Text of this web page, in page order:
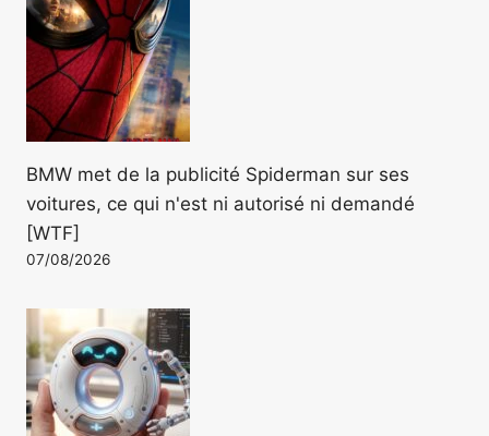
BMW met de la publicité Spiderman sur ses
voitures, ce qui n'est ni autorisé ni demandé
[WTF]
07/08/2026